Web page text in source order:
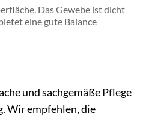
Das Gewebe ist dicht
eine gute Balance
und sachgemäße Pflege
Wir empfehlen, die